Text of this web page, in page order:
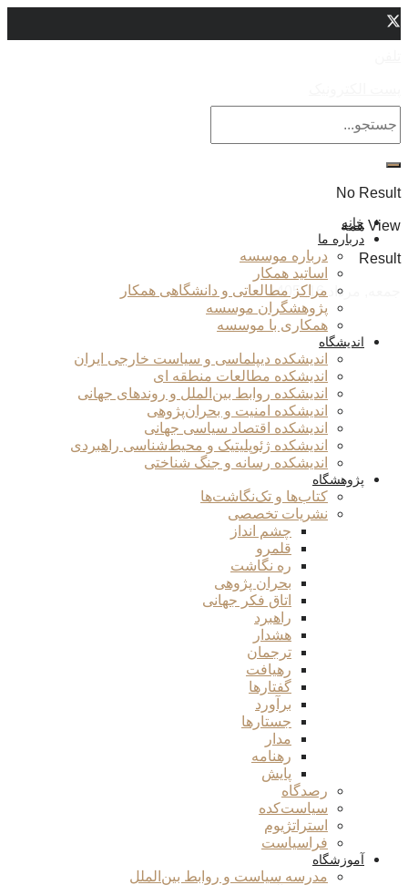
No Result
View همه
Result
جمعه, مرداد 16, 1405
خانه
درباره ما
درباره موسسه
اساتید همکار
مراکز مطالعاتی و دانشگاهی همکار
پژوهشگران موسسه
همکاری با موسسه
اندیشگاه
اندیشکده دیپلماسی و سیاست خارجی ایران
اندیشکده مطالعات منطقه ای
اندیشکده روابط بین‌الملل و روندهای جهانی
اندیشکده امنیت و بحران‌پژوهی
اندیشکده اقتصاد سیاسی جهانی
اندیشکده ژئوپلیتیک و محیط‌شناسی راهبردی
اندیشکده رسانه و جنگ شناختی
پژوهشگاه
کتاب‌ها و تک‌نگاشت‌ها
نشریات تخصصی
چشم انداز
قلمرو
ره نگاشت
بحران پژوهی
اتاق فکر جهانی
راهبرد
هشدار
ترجمان
رهیافت
گفتارها
برآورد
جستارها
مدار
رهنامه
پایش
رصدگاه
سیاست‌کده
استراتژیوم
فراسیاست
آموزشگاه
مدرسه سیاست و روابط بین‌الملل